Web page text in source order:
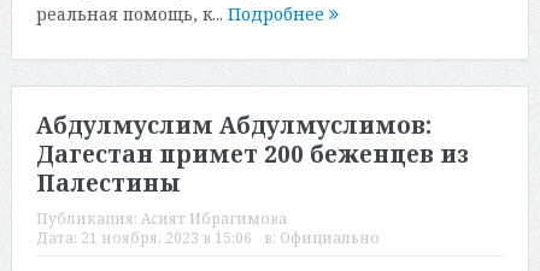
реальная помощь, к... Подробнее
Абдулмуслим Абдулмуслимов:
Дагестан примет 200 беженцев из
Палестины
Публикация: Асият Ибрагимова
Дата: 21 ноября, 2023 в 15:06 в: Официально